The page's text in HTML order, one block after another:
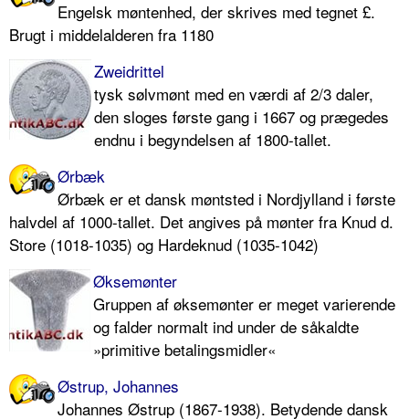
Engelsk møntenhed, der skrives med tegnet £.
Brugt i middelalderen fra 1180
Zweidrittel
tysk sølvmønt med en værdi af 2/3 daler,
den sloges første gang i 1667 og prægedes
endnu i begyndelsen af 1800-tallet.
Ørbæk
Ørbæk er et dansk møntsted i Nordjylland i første
halvdel af 1000-tallet. Det angives på mønter fra Knud d.
Store (1018-1035) og Hardeknud (1035-1042)
Øksemønter
Gruppen af øksemønter er meget varierende
og falder normalt ind under de såkaldte
»primitive betalingsmidler«
Østrup, Johannes
Johannes Østrup (1867-1938). Betydende dansk